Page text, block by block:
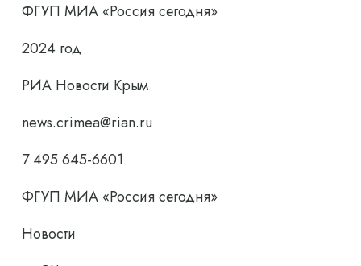
ФГУП МИА «Россия сегодня»
2024 год
РИА Новости Крым
news.crimea@rian.ru
7 495 645-6601
ФГУП МИА «Россия сегодня»
Новости